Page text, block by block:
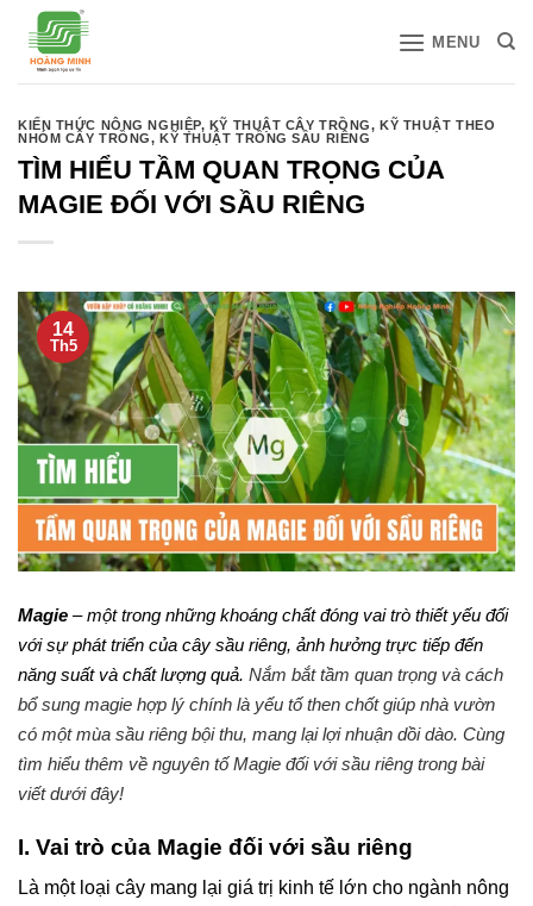
qua
MENU
KIẾN THỨC NÔNG NGHIỆP, KỸ THUẬT CÂY TRỒNG,KỸ THUẬT THEO
NHÓM CÂY TRỒNG, KỸ THUẬT TRỒNG SẦU RIÊNG
TÌM HIỂU TẦM QUAN TRỌNG CỦA
MAGIE ĐỐI VỚI SẦU RIÊNG
14
Th5
Magie – một trong những khoáng chất đóng vai trò thiết yếu đối
với sự phát triển của cây sầu riêng, ảnh hưởng trực tiếp đến
năng suất và chất lượng quả. Nắm bắt tầm quan trọng và cách
bổ sung magie hợp lý chính là yếu tố then chốt giúp nhà vườn
có một mùa sầu riêng bội thu, mang lại lợi nhuận dồi dào. Cùng
tìm hiểu thêm về nguyên tố Magie đối với sầu riêng trong bài
viết dưới đây!
I. Vai trò của Magie đối với sầu riêng
Là một loại cây mang lại giá trị kinh tế lớn cho ngành nông